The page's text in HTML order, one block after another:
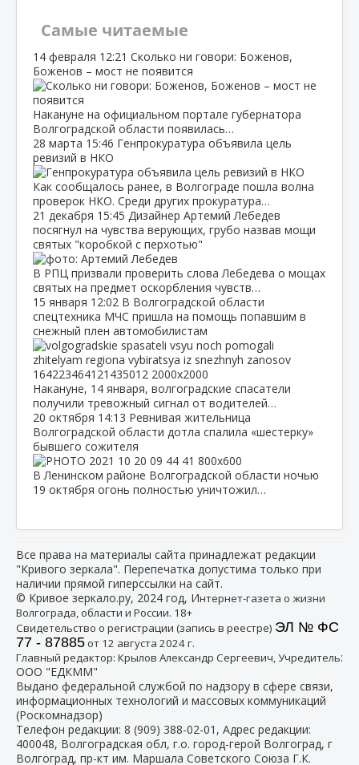
Самые читаемые
14 февраля 12:21 Сколько ни говори: Боженов,
Боженов – мост не появится
Накануне на официальном портале губернатора
Волгоградской области появилась…
28 марта 15:46 Генпрокуратура объявила цель
ревизий в НКО
Как сообщалось ранее, в Волгограде пошла волна
проверок НКО. Среди других прокуратура…
21 декабря 15:45 Дизайнер Артемий Лебедев
посягнул на чувства верующих, грубо назвав мощи
святых "коробкой с перхотью"
В РПЦ призвали проверить слова Лебедева о мощах
святых на предмет оскорбления чувств…
15 января 12:02 В Волгоградской области
спецтехника МЧС пришла на помощь попавшим в
снежный плен автомобилистам
Накануне, 14 января, волгоградские спасатели
получили тревожный сигнал от водителей…
20 октября 14:13 Ревнивая жительница
Волгоградской области дотла спалила «шестерку»
бывшего сожителя
В Ленинском районе Волгоградской области ночью
19 октября огонь полностью уничтожил…
Все права на материалы сайта принадлежат редакции
"Кривого зеркала". Перепечатка допустима только при
наличии прямой гиперссылки на сайт.
© Кривое зеркало.ру, 2024 год, Интернет-газета о жизни
Волгограда, области и России. 18+
Свидетельство о регистрации (запись в реестре) ЭЛ № ФС
77 - 87885от 12 августа 2024 г.
Главный редактор: Крылов Александр Сергеевич, Учредитель:
ООО "ЕДКММ"
Выдано федеральной службой по надзору в сфере связи,
информационных технологий и массовых коммуникаций
(Роскомнадзор)
Телефон редакции: 8 (909) 388-02-01 , Адрес редакции:
400048, Волгоградская обл, г.о. город-герой Волгоград, г
Волгоград, пр-кт им. Маршала Советского Союза Г.К.